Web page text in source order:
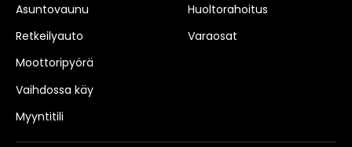
Asuntovaunu
Retkeilyauto
Moottoripyörä
Vaihdossa käy
Myyntitili
Huoltorahoitus
Varaosat